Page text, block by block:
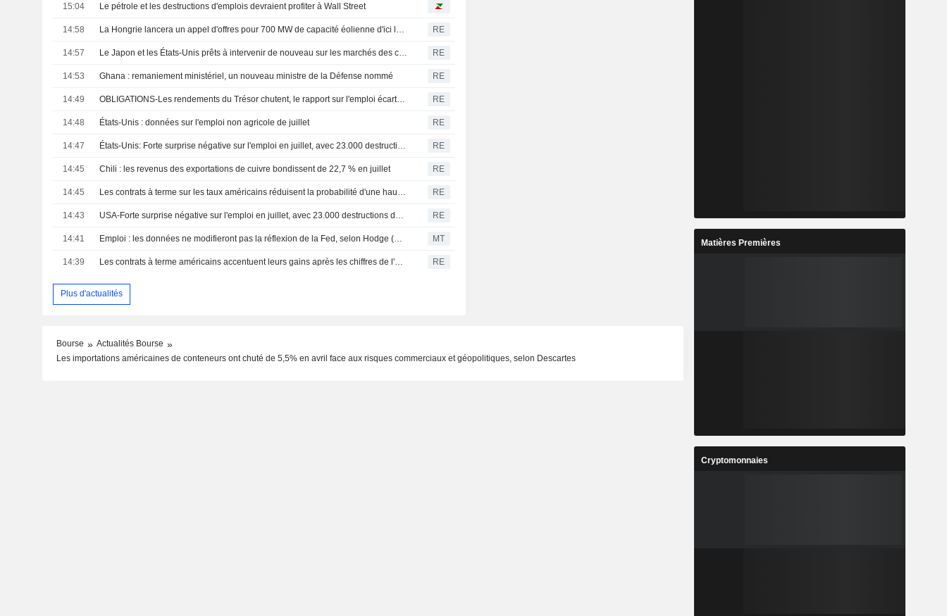
15:04 Le pétrole et les destructions d'emplois devraient profiter à Wall Street
14:58 RE
14:57 RE
14:53 Ghana : remaniement ministériel, un nouveau ministre de la Défense nommé RE
14:49 RE
14:48 États-Unis : données sur l'emploi non agricole de juillet RE
14:47 RE
14:45 Chili : les revenus des exportations de cuivre bondissent de 22,7 % en juillet RE
14:45 RE
14:43 RE
14:41 MT
14:39 RE
Plus d'actualités
Bourse
Actualités Bourse
Les importations américaines de conteneurs ont chuté de 5,5% en avril face aux risques commerciaux et géopolitiques, selon Descartes
Matières Premières
Cryptomonnaies